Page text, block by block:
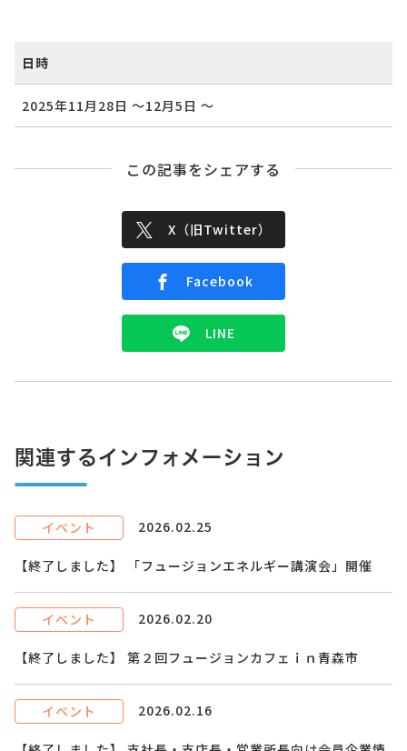
日時
2025年11月28日 〜12月5日 〜
この記事をシェアする
X（旧Twitter）
Facebook
LINE
関連するインフォメーション
イベント 2026.02.25
【終了しました】 「フュージョンエネルギー講演会」開催
イベント 2026.02.20
【終了しました】 第２回フュージョンカフェｉｎ青森市
イベント 2026.02.16